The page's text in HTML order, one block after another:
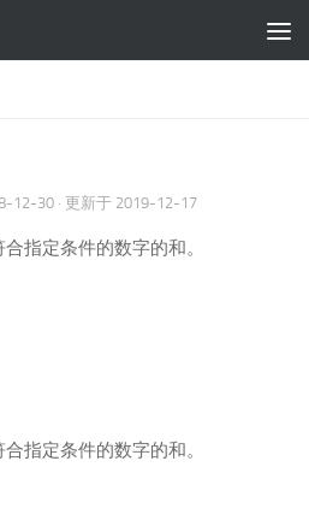
12-30 · 更新于 2019-12-17
指定条件的数字的和。
指定条件的数字的和。